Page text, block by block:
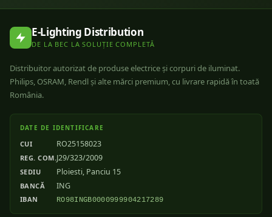
E-Lighting Distribution
DE LA BEC LA SOLUȚIE COMPLETĂ
Distribuitor autorizat de produse electrice și corpuri de iluminat.
Philips, OSRAM, Rendl și alte mărci premium, cu livrare rapidă în toată
România.
DATE DE IDENTIFICARE
CUI RO25158023
REG. COM.J29/323/2009
SEDIU Ploiesti, Panciu 15
BANCĂ ING
IBAN RO98INGB0000999904217289